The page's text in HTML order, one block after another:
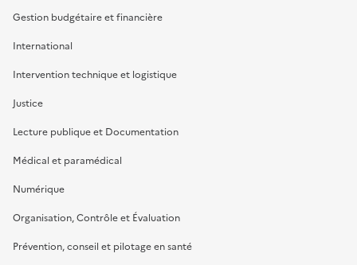
Gestion budgétaire et financière
International
Intervention technique et logistique
Justice
Lecture publique et Documentation
Médical et paramédical
Numérique
Organisation, Contrôle et Évaluation
Prévention, conseil et pilotage en santé